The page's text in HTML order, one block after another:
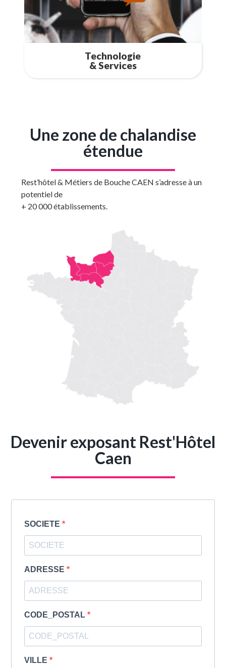
Technologie
& Services
Une zone de chalandise
étendue
Rest’hôtel & Métiers de Bouche CAEN s’adresse à un
potentiel de
+ 20 000 établissements.
Devenir exposant Rest'Hôtel
Caen
SOCIETE
ADRESSE
CODE_POSTAL
VILLE